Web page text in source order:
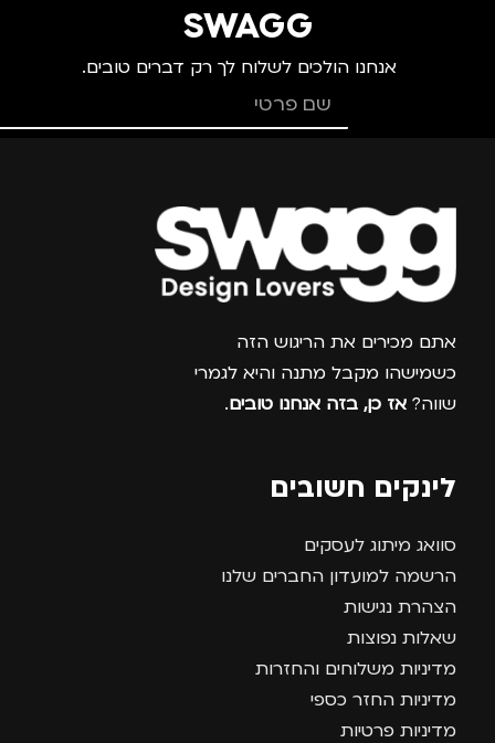
SWAGG
אנחנו הולכים לשלוח לך רק דברים טובים.
צרפו אותי למועדון
אתם מכירים את הריגוש הזה
כשמישהו מקבל מתנה והיא לגמרי
שווה? אז כן, בזה אנחנו טובים.
לינקים חשובים
סוואג מיתוג לעסקים
הרשמה למועדון החברים שלנו
הצהרת נגישות
שאלות נפוצות
מדיניות משלוחים והחזרות
מדיניות החזר כספי
מדיניות פרטיות